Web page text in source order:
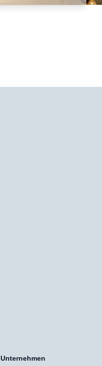
Unternehmen